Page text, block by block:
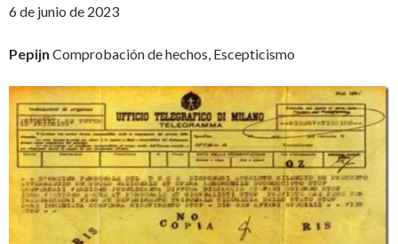
6 de junio de 2023
Pepijn Comprobación de hechos, Escepticismo